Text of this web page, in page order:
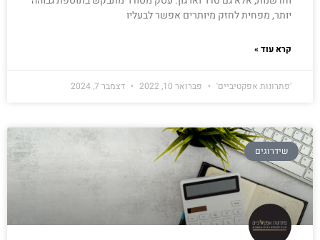
יותר, מפחית לחזק מיותרים אפשר לבעליו
קרא עוד »
'פתרונות אפקטיביים' פברואר 10, 2022 דצמבר 7, 2024
שידרוגים